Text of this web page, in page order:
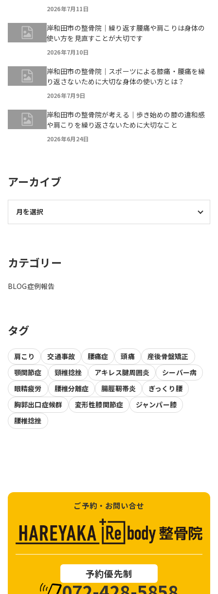
2026年7月11日
岸和田市の整骨院｜繰り返す腰痛や肩こりは身体の
使い方を見直すことが大切です
2026年7月10日
岸和田市の整骨院｜スポーツによる膝痛・腰痛を繰
り返さないために大切な身体の使い方とは？
2026年7月9日
岸和田市の整骨院が考える｜歩き始めの膝の違和感
や肩こりを繰り返さないために大切なこと
2026年6月24日
アーカイブ
カテゴリー
BLOG症例報告
タグ
肩こり 交通事故 腰痛症 頭痛
産後骨盤矯正
顎関節症
頸椎捻挫 アキレス腱周囲炎
シーバー病
眼精疲労
腰椎分離症 腸脛靭帯炎
ぎっくり腰
胸郭出口症候群
変形性膝関節症
ジャンパー膝
腰椎捻挫
ご予約・お問い合せ
予約優先制